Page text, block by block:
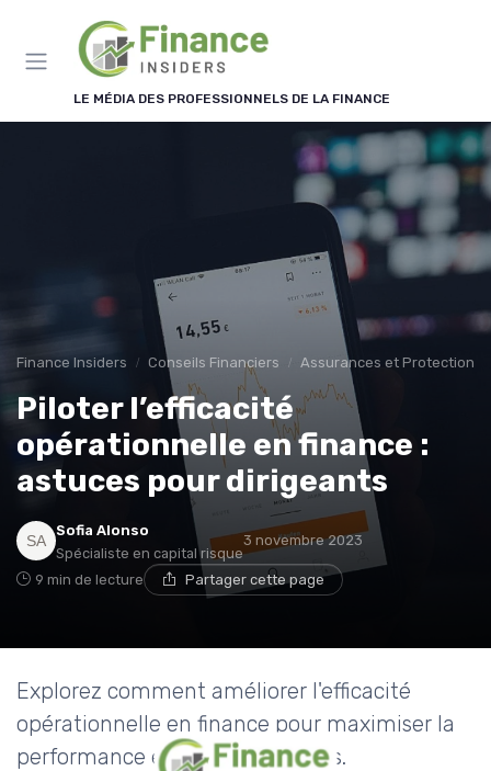
LE MÉDIA DES PROFESSIONNELS DE LA FINANCE
Finance Insiders Conseils Financiers Assurances et Protections
Piloter l’efficacité
opérationnelle en finance :
astuces pour dirigeants
Sofia Alonso
Spécialiste en capital risque
3 novembre 2023
9 min de lecture Partager cette page
Explorez comment améliorer l'efficacité
opérationnelle en finance pour maximiser la
performance et réduire les coûts.